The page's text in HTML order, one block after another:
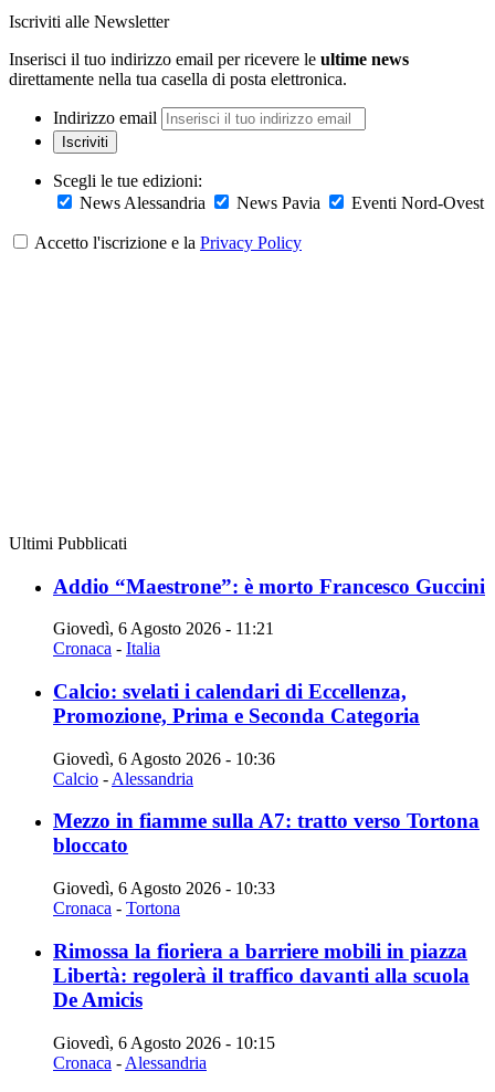
Iscriviti alle Newsletter
Inserisci il tuo indirizzo email per ricevere le ultime news
direttamente nella tua casella di posta elettronica.
Indirizzo email
Iscriviti
Scegli le tue edizioni:
News Alessandria
News Pavia Eventi Nord-Ovest
Accetto l'iscrizione e la Privacy Policy
Ultimi Pubblicati
Addio “Maestrone”: è morto Francesco Guccini
Giovedì, 6 Agosto 2026 - 11:21
Cronaca - Italia
Calcio: svelati i calendari di Eccellenza,
Promozione, Prima e Seconda Categoria
Giovedì, 6 Agosto 2026 - 10:36
Calcio - Alessandria
Mezzo in fiamme sulla A7: tratto verso Tortona
bloccato
Giovedì, 6 Agosto 2026 - 10:33
Cronaca - Tortona
Rimossa la fioriera a barriere mobili in piazza
Libertà: regolerà il traffico davanti alla scuola
De Amicis
Giovedì, 6 Agosto 2026 - 10:15
Cronaca - Alessandria